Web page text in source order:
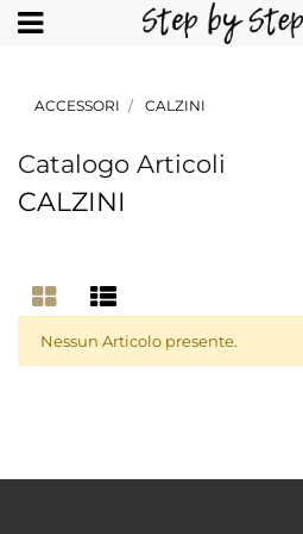
Open
ACCESSORI CALZINI
Catalogo Articoli
CALZINI
Nessun Articolo presente.